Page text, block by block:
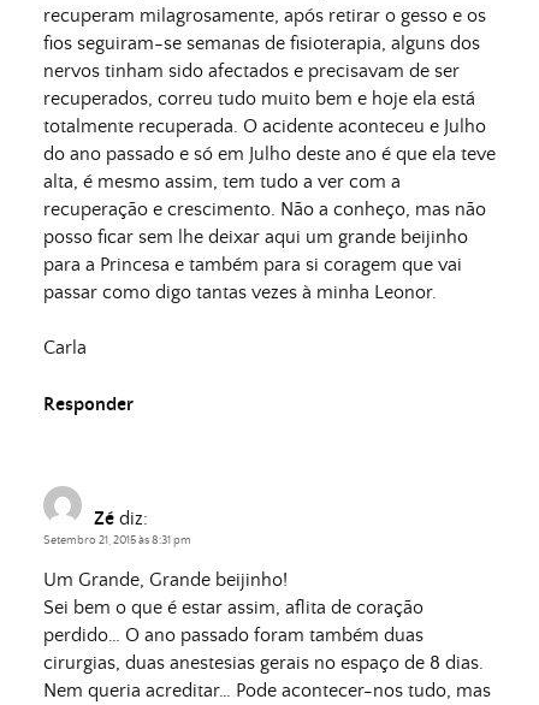
recuperam milagrosamente, após retirar o gesso e os
fios seguiram-se semanas de fisioterapia, alguns dos
nervos tinham sido afectados e precisavam de ser
recuperados, correu tudo muito bem e hoje ela está
totalmente recuperada. O acidente aconteceu e Julho
do ano passado e só em Julho deste ano é que ela teve
alta, é mesmo assim, tem tudo a ver com a
recuperação e crescimento. Não a conheço, mas não
posso ficar sem lhe deixar aqui um grande beijinho
para a Princesa e também para si coragem que vai
passar como digo tantas vezes à minha Leonor.
Carla
Responder
Zé diz:
Setembro 21, 2015 às 8:31 pm
Um Grande, Grande beijinho!
Sei bem o que é estar assim, aflita de coração
perdido… O ano passado foram também duas
cirurgias, duas anestesias gerais no espaço de 8 dias.
Nem queria acreditar… Pode acontecer-nos tudo, mas